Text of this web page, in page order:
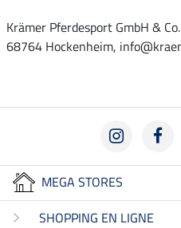
Krämer Pferdesport GmbH &
68764 Hockenheim,
MEGA STORES
SHOPPING EN LIGNE